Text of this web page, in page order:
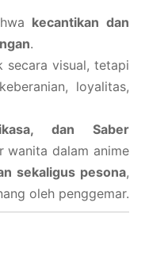
kecantikan dan
.
secara visual, tetapi
loyalitas,
dan Saber
wanita dalam anime
sekaligus pesona,
oleh penggemar.